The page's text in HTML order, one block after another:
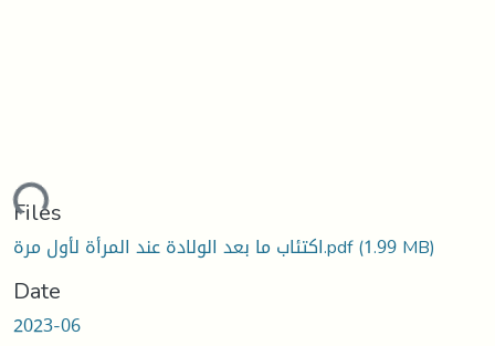
Files
اكتئاب ما بعد الولادة عند المرأة لأول مرة.pdf(1.99 MB)
Date
2023-06